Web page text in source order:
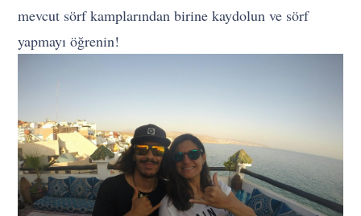
mevcut sörf kamplarından birine kaydolun ve sörf
yapmayı öğrenin!